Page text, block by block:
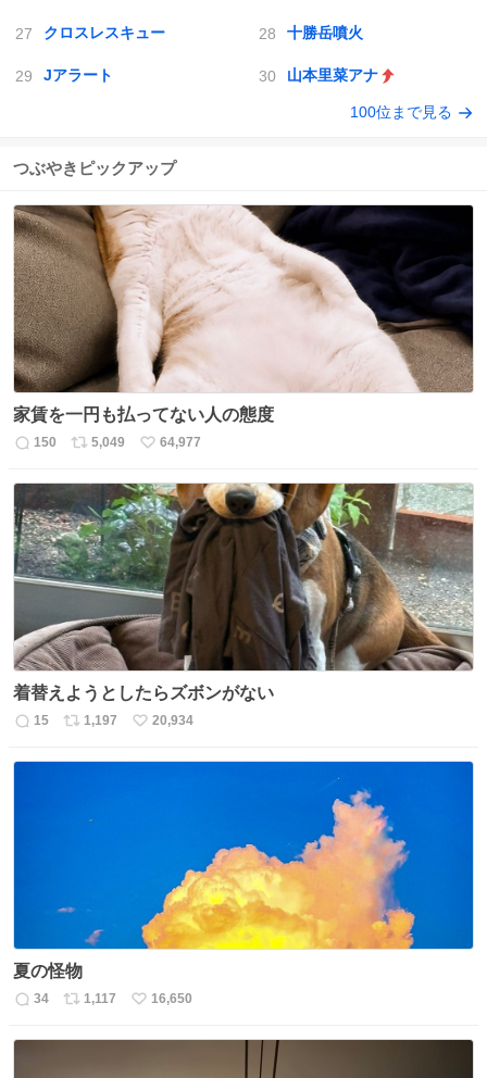
クロスレスキュー 十勝岳噴火
Jアラート 山本里菜アナ
100位まで見る
つぶやきピックアップ
家賃を一円も払ってない人の態度
返
150
リ
ト
数
5,049
い
ね
数
64,977
着替えようとしたらズボンがない
返
15
リ
1,197
い
20,934
夏の怪物
返
34
リ
1,117
い
16,650